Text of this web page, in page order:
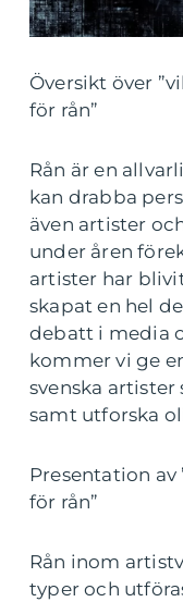
Översikt över
för rån”
Rån är en
kan drabba
även artister
under åren
artister har
skapat en hel
debatt i media
kommer vi ge
svenska
samt utforska
Presentation av
för rån”
Rån inom
typer och